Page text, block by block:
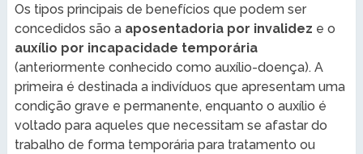
Os tipos principais de benefícios que podem ser
concedidos são a aposentadoria por invalidez e o
auxílio por incapacidade temporária
(anteriormente conhecido como auxílio-doença). A
primeira é destinada a indivíduos que apresentam uma
condição grave e permanente, enquanto o auxílio é
voltado para aqueles que necessitam se afastar do
trabalho de forma temporária para tratamento ou